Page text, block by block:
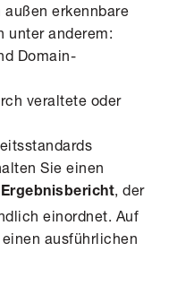
erkennbare
unter anderem:
Domain-
veraltete oder
Sie einen
, der
einordnet. Auf
ausführlichen